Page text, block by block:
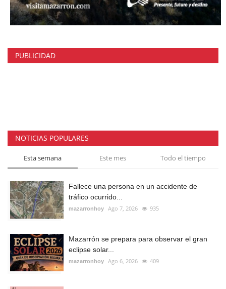
PUBLICIDAD
NOTICIAS POPULARES
Esta semana Este mes Todo el tiempo
Fallece una persona en un accidente de
tráfico ocurrido...
mazarronhoy Ago 7, 2026 935
Mazarrón se prepara para observar el gran
eclipse solar...
mazarronhoy Ago 6, 2026 409